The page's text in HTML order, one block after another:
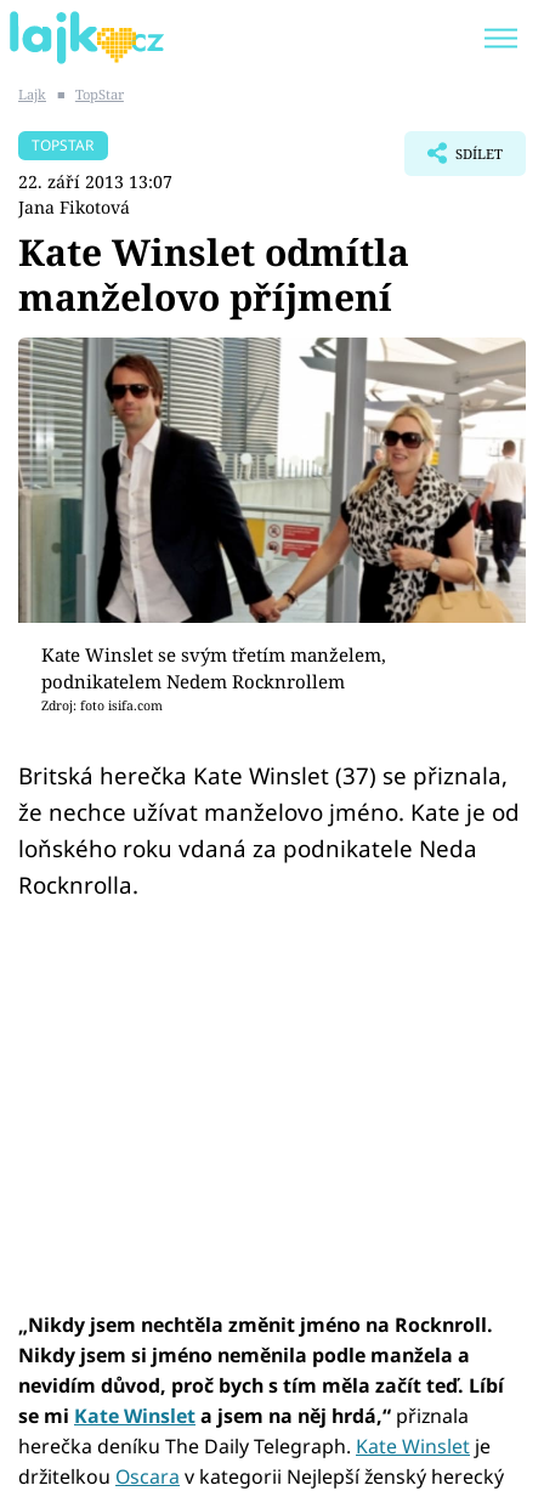
SHOPAHOLICADEL
Témata
Showbyznys
Youtubeři
Virály
Sex a vztahy
Videa
Sledujte prima+
Lajk ■ TopStar
TOPSTAR
22. září 2013 13:07
Jana Fikotová
SDÍLET
Kate Winslet odmítla
manželovo příjmení
Kate Winslet se svým třetím manželem,
podnikatelem Nedem Rocknrollem
Zdroj: foto isifa.com
Britská herečka Kate Winslet (37) se přiznala,
že nechce užívat manželovo jméno. Kate je od
loňského roku vdaná za podnikatele Neda
Rocknrolla.
„Nikdy jsem nechtěla změnit jméno na Rocknroll.
Nikdy jsem si jméno neměnila podle manžela a
nevidím důvod, proč bych s tím měla začít teď. Líbí
se mi Kate Winsleta jsem na něj hrdá,“ přiznala
herečka deníku The Daily Telegraph. Kate Winslet je
držitelkou Oscara v kategorii Nejlepší ženský herecký